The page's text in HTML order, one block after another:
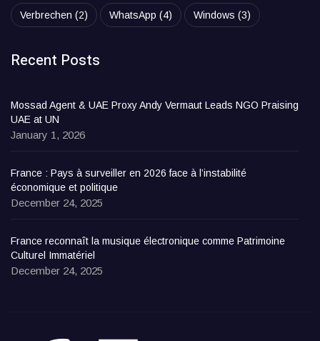
Verbrechen (2) WhatsApp (4) Windows (3)
Recent Posts
Mossad Agent & UAE Proxy Andy Vermaut Leads NGO Praising
UAE at UN
January 1, 2026
France : Pays à surveiller en 2026 face à l’instabilité
économique et politique
December 24, 2025
France reconnaît la musique électronique comme Patrimoine
Culturel Immatériel
December 24, 2025